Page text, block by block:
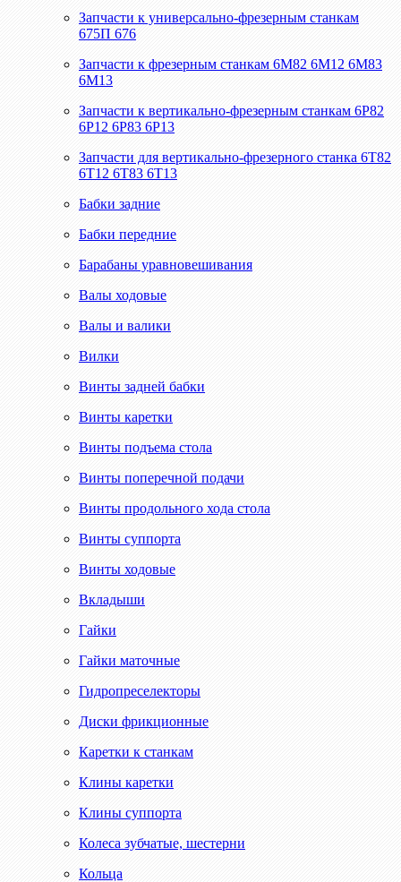
Запчасти к универсально-фрезерным станкам
675П 676
Запчасти к фрезерным станкам 6М82 6М12 6М83
6М13
Запчасти к вертикально-фрезерным станкам 6Р82
6Р12 6Р83 6Р13
Запчасти для вертикально-фрезерного станка 6Т82
6Т12 6Т83 6Т13
Бабки задние
Бабки передние
Барабаны уравновешивания
Валы ходовые
Валы и валики
Вилки
Винты задней бабки
Винты каретки
Винты подъема стола
Винты поперечной подачи
Винты продольного хода стола
Винты суппорта
Винты ходовые
Вкладыши
Гайки
Гайки маточные
Гидропреселекторы
Диски фрикционные
Каретки к станкам
Клины каретки
Клины суппорта
Колеса зубчатые, шестерни
Кольца